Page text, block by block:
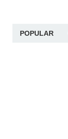
POPULAR